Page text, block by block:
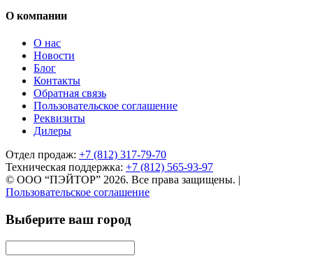
О компании
О нас
Новости
Блог
Контакты
Обратная связь
Пользовательское соглашение
Реквизиты
Дилеры
Отдел продаж: +7 (812) 317-79-70
Техническая поддержка: +7 (812) 565-93-97
© ООО “ПЭЙТОР” 2026. Все права защищены.
Пользовательское соглашение
Выберите ваш город